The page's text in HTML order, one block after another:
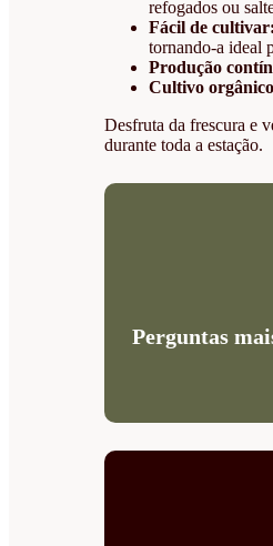
refogados ou
Fácil de cultivar:
tornando-a ideal
Produção
Cultivo
Desfruta da frescura e
durante toda a estação.
Perguntas